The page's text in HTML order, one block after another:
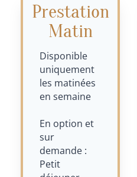
Prestation
Matin
Disponible
uniquement
les matinées
en semaine
En option et
sur
demande :
Petit